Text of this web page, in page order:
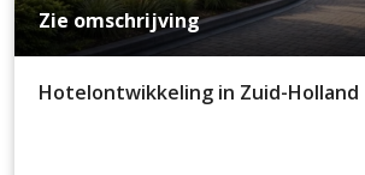
Zie omschrijving
Hotelontwikkeling in Zuid-Holland